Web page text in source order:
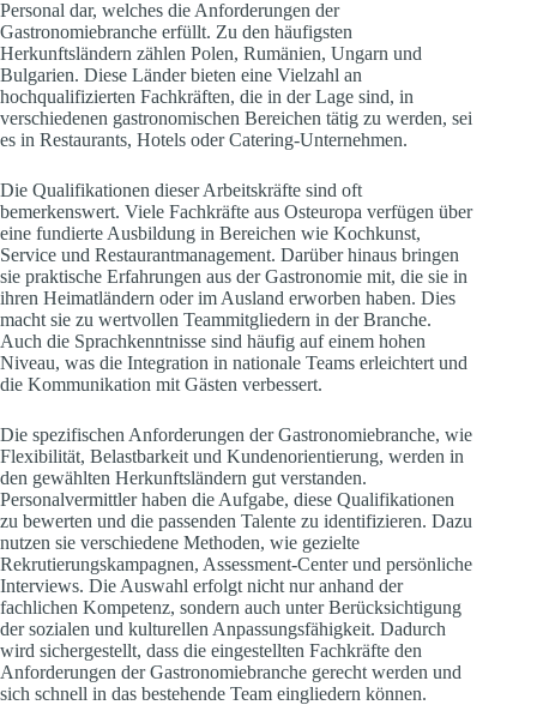
Personal dar, welches die Anforderungen der
Gastronomiebranche erfüllt. Zu den häufigsten
Herkunftsländern zählen Polen, Rumänien, Ungarn und
Bulgarien. Diese Länder bieten eine Vielzahl an
hochqualifizierten Fachkräften, die in der Lage sind, in
verschiedenen gastronomischen Bereichen tätig zu werden, sei
es in Restaurants, Hotels oder Catering-Unternehmen.
Die Qualifikationen dieser Arbeitskräfte sind oft
bemerkenswert. Viele Fachkräfte aus Osteuropa verfügen über
eine fundierte Ausbildung in Bereichen wie Kochkunst,
Service und Restaurantmanagement. Darüber hinaus bringen
sie praktische Erfahrungen aus der Gastronomie mit, die sie in
ihren Heimatländern oder im Ausland erworben haben. Dies
macht sie zu wertvollen Teammitgliedern in der Branche.
Auch die Sprachkenntnisse sind häufig auf einem hohen
Niveau, was die Integration in nationale Teams erleichtert und
die Kommunikation mit Gästen verbessert.
Die spezifischen Anforderungen der Gastronomiebranche, wie
Flexibilität, Belastbarkeit und Kundenorientierung, werden in
den gewählten Herkunftsländern gut verstanden.
Personalvermittler haben die Aufgabe, diese Qualifikationen
zu bewerten und die passenden Talente zu identifizieren. Dazu
nutzen sie verschiedene Methoden, wie gezielte
Rekrutierungskampagnen, Assessment-Center und persönliche
Interviews. Die Auswahl erfolgt nicht nur anhand der
fachlichen Kompetenz, sondern auch unter Berücksichtigung
der sozialen und kulturellen Anpassungsfähigkeit. Dadurch
wird sichergestellt, dass die eingestellten Fachkräfte den
Anforderungen der Gastronomiebranche gerecht werden und
sich schnell in das bestehende Team eingliedern können.